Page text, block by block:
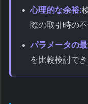
心理的な余裕:
際の取引時の
パラメータの
を比較検討でき